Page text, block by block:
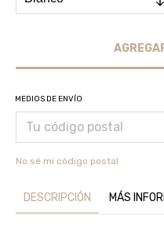
MEDIOS DE ENVÍO
No sé mi código postal
DESCRIPCIÓN MÁS